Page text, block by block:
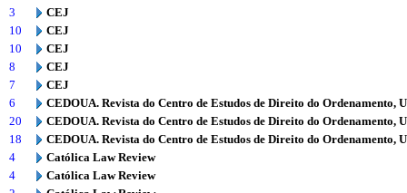
3
CEJ
10
CEJ
10
CEJ
8
CEJ
7
CEJ
6
CEDOUA. Revista do Centro de Estudos de Direito do Ordenamento,
20
CEDOUA. Revista do Centro de Estudos de Direito do Ordenamento,
18
CEDOUA. Revista do Centro de Estudos de Direito do Ordenamento,
4
Católica Law Review
4
Católica Law Review